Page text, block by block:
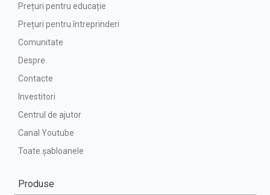
Prețuri pentru educație
Prețuri pentru întreprinderi
Comunitate
Despre
Contacte
Investitori
Centrul de ajutor
Canal Youtube
Toate șabloanele
Produse